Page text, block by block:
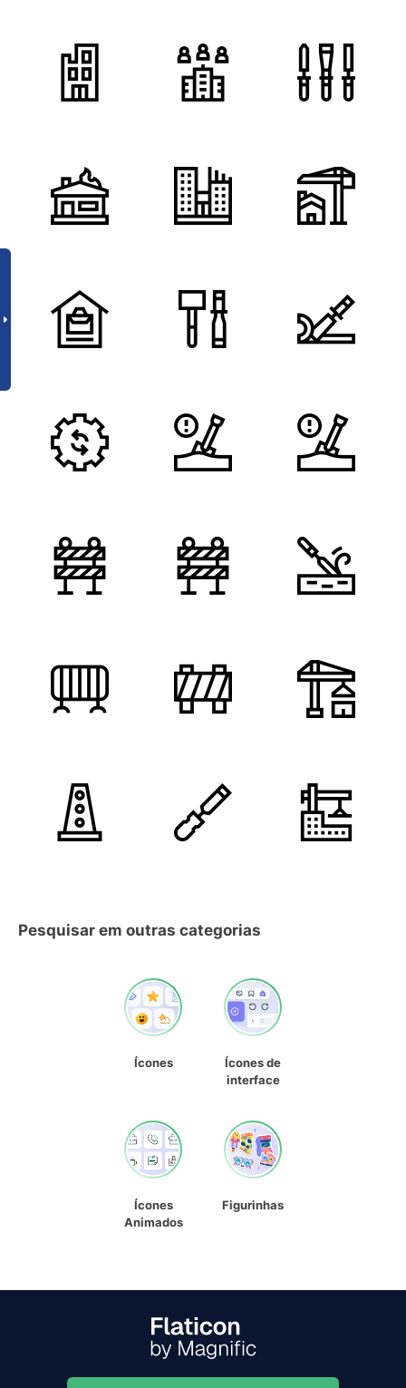
Pesquisar em outras categorias
Ícones
Ícones de
interface
Ícones
Animados
Figurinhas